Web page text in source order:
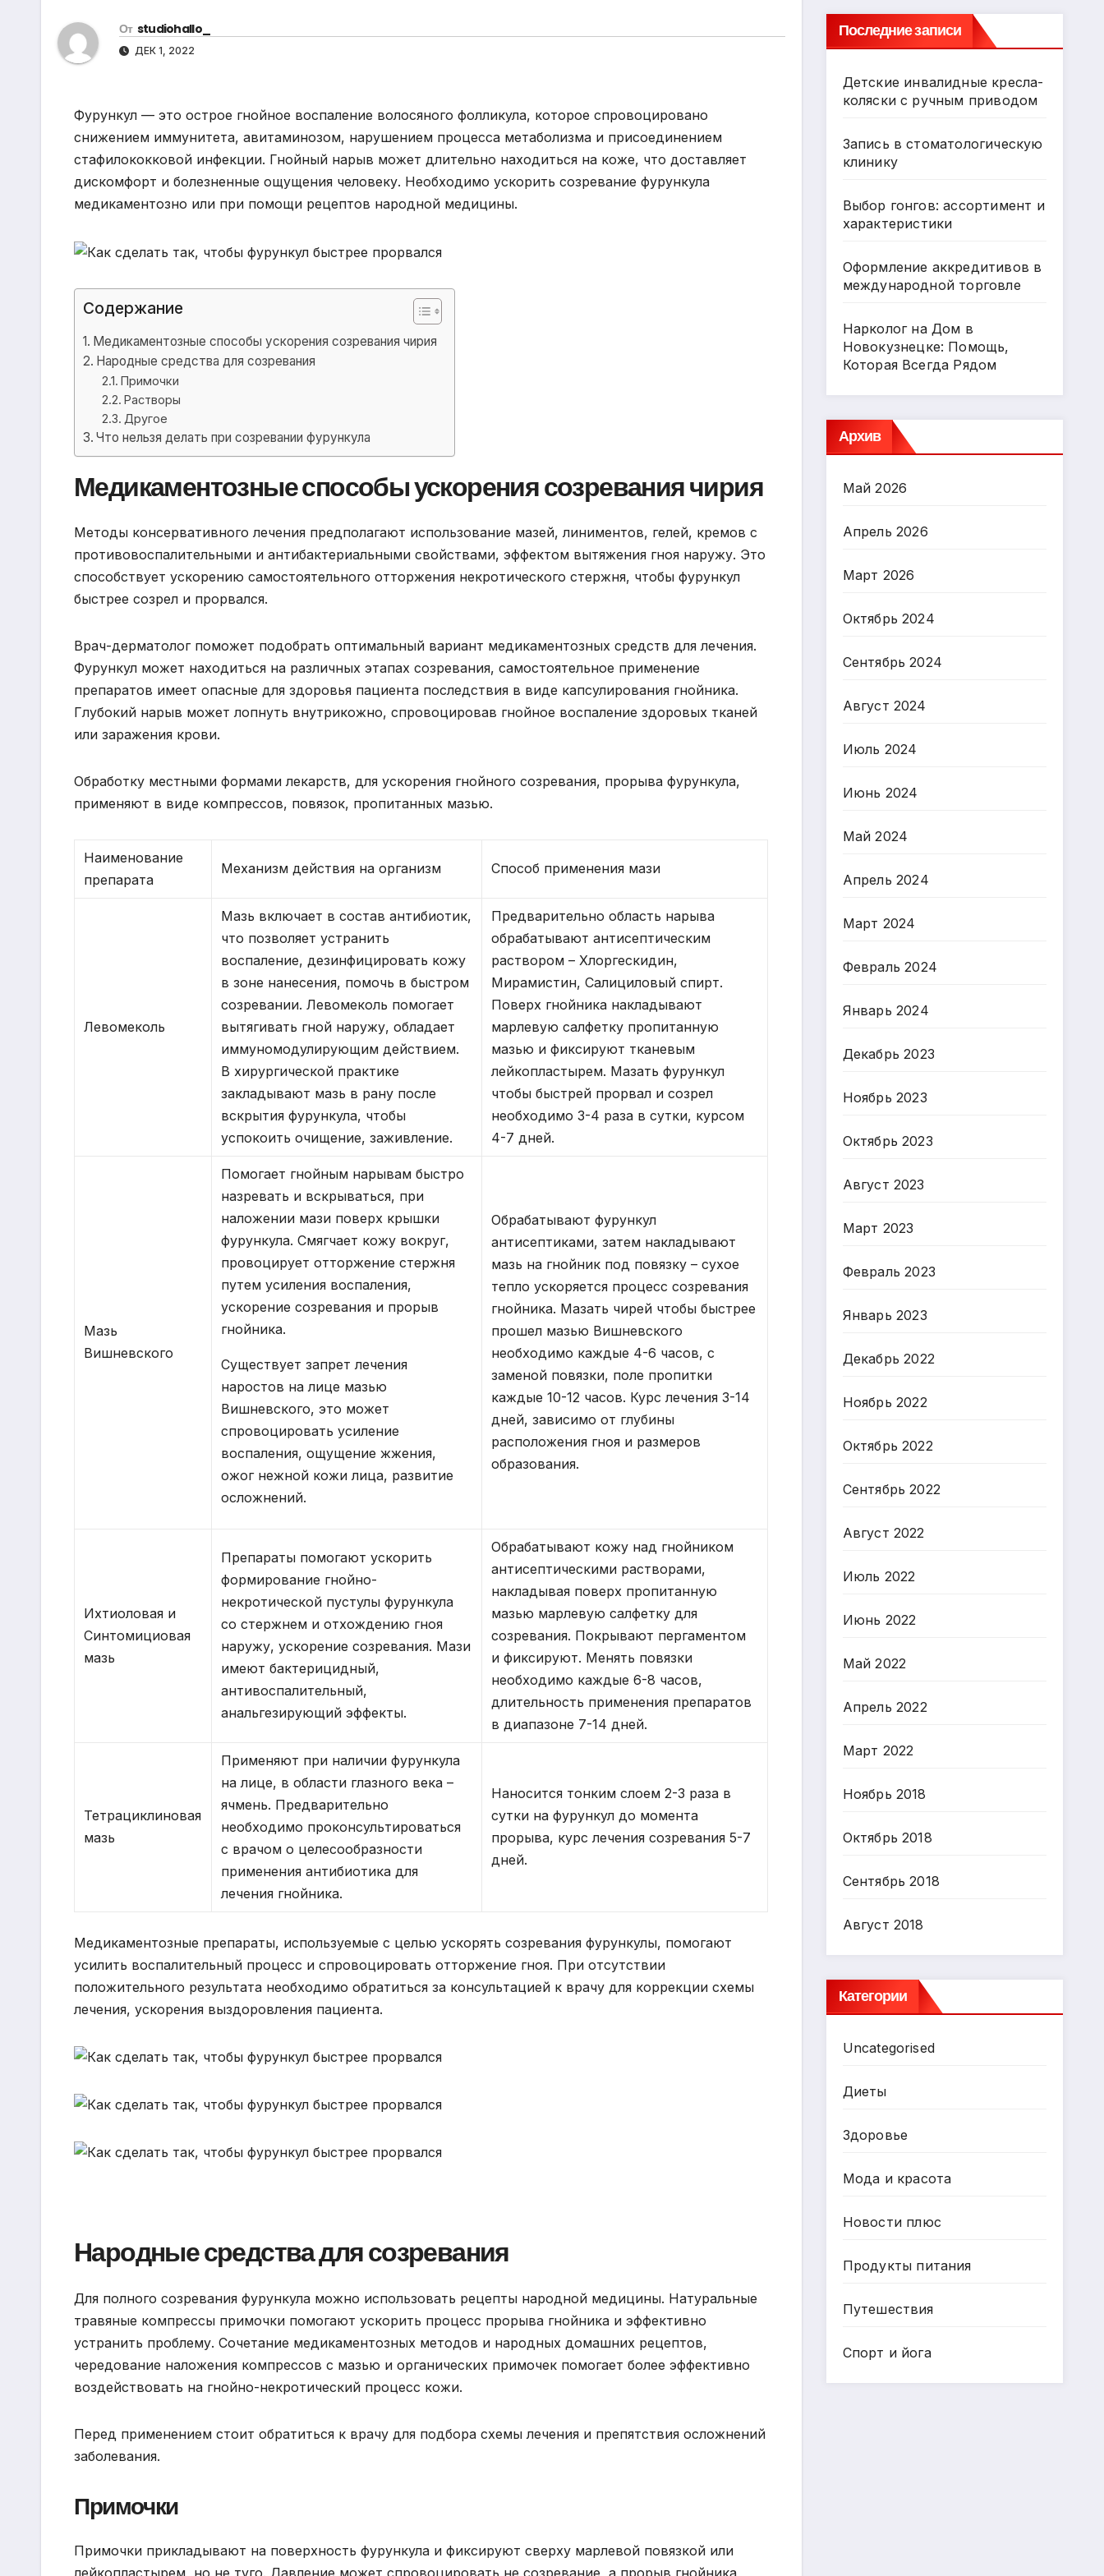
От studiohallo_
ДЕК 1, 2022
Фурункул — это острое гнойное воспаление волосяного фолликула, которое спровоцировано
снижением иммунитета, авитаминозом, нарушением процесса метаболизма и присоединением
стафилококковой инфекции. Гнойный нарыв может длительно находиться на коже, что доставляет
дискомфорт и болезненные ощущения человеку. Необходимо ускорить созревание фурункула
медикаментозно или при помощи рецептов народной медицины.
Содержание
Медикаментозные способы ускорения созревания чирия
Народные средства для созревания
Примочки
Растворы
Другое
Что нельзя делать при созревании фурункула
Медикаментозные способы ускорения созревания чирия
Методы консервативного лечения предполагают использование мазей, линиментов, гелей, кремов с
противовоспалительными и антибактериальными свойствами, эффектом вытяжения гноя наружу. Это
способствует ускорению самостоятельного отторжения некротического стержня, чтобы фурункул
быстрее созрел и прорвался.
Врач-дерматолог поможет подобрать оптимальный вариант медикаментозных средств для лечения.
Фурункул может находиться на различных этапах созревания, самостоятельное применение
препаратов имеет опасные для здоровья пациента последствия в виде капсулирования гнойника.
Глубокий нарыв может лопнуть внутрикожно, спровоцировав гнойное воспаление здоровых тканей
или заражения крови.
Обработку местными формами лекарств, для ускорения гнойного созревания, прорыва фурункула,
применяют в виде компрессов, повязок, пропитанных мазью.
Наименование
препарата
Механизм действия на организм Способ применения мази
Левомеколь
Мазь включает в состав антибиотик,
что позволяет устранить
воспаление, дезинфицировать кожу
в зоне нанесения, помочь в быстром
созревании. Левомеколь помогает
вытягивать гной наружу, обладает
иммуномодулирующим действием.
В хирургической практике
закладывают мазь в рану после
вскрытия фурункула, чтобы
успокоить очищение, заживление.
Предварительно область нарыва
обрабатывают антисептическим
раствором – Хлоргескидин,
Мирамистин, Салициловый спирт.
Поверх гнойника накладывают
марлевую салфетку пропитанную
мазью и фиксируют тканевым
лейкопластырем. Мазать фурункул
чтобы быстрей прорвал и созрел
необходимо 3-4 раза в сутки, курсом
4-7 дней.
Мазь
Вишневского
Помогает гнойным нарывам быстро
назревать и вскрываться, при
наложении мази поверх крышки
фурункула. Смягчает кожу вокруг,
провоцирует отторжение стержня
путем усиления воспаления,
ускорение созревания и прорыв
гнойника.
Существует запрет лечения
наростов на лице мазью
Вишневского, это может
спровоцировать усиление
воспаления, ощущение жжения,
ожог нежной кожи лица, развитие
осложнений.
Обрабатывают фурункул
антисептиками, затем накладывают
мазь на гнойник под повязку – сухое
тепло ускоряется процесс созревания
гнойника. Мазать чирей чтобы быстрее
прошел мазью Вишневского
необходимо каждые 4-6 часов, с
заменой повязки, поле пропитки
каждые 10-12 часов. Курс лечения 3-14
дней, зависимо от глубины
расположения гноя и размеров
образования.
Ихтиоловая и
Синтомициовая
мазь
Препараты помогают ускорить
формирование гнойно-
некротической пустулы фурункула
со стержнем и отхождению гноя
наружу, ускорение созревания. Мази
имеют бактерицидный,
антивоспалительный,
анальгезирующий эффекты.
Обрабатывают кожу над гнойником
антисептическими растворами,
накладывая поверх пропитанную
мазью марлевую салфетку для
созревания. Покрывают пергаментом
и фиксируют. Менять повязки
необходимо каждые 6-8 часов,
длительность применения препаратов
в диапазоне 7-14 дней.
Тетрациклиновая
мазь
Применяют при наличии фурункула
на лице, в области глазного века –
ячмень. Предварительно
необходимо проконсультироваться
с врачом о целесообразности
применения антибиотика для
лечения гнойника.
Наносится тонким слоем 2-3 раза в
сутки на фурункул до момента
прорыва, курс лечения созревания 5-7
дней.
Медикаментозные препараты, используемые с целью ускорять созревания фурункулы, помогают
усилить воспалительный процесс и спровоцировать отторжение гноя. При отсутствии
положительного результата необходимо обратиться за консультацией к врачу для коррекции схемы
лечения, ускорения выздоровления пациента.
Народные средства для созревания
Для полного созревания фурункула можно использовать рецепты народной медицины. Натуральные
травяные компрессы примочки помогают ускорить процесс прорыва гнойника и эффективно
устранить проблему. Сочетание медикаментозных методов и народных домашних рецептов,
чередование наложения компрессов с мазью и органических примочек помогает более эффективно
воздействовать на гнойно-некротический процесс кожи.
Перед применением стоит обратиться к врачу для подбора схемы лечения и препятствия осложнений
заболевания.
Примочки
Примочки прикладывают на поверхность фурункула и фиксируют сверху марлевой повязкой или
Последние записи
Детские инвалидные кресла-
коляски с ручным приводом
Запись в стоматологическую
клинику
Выбор гонгов: ассортимент и
характеристики
Оформление аккредитивов в
международной торговле
Нарколог на Дом в
Новокузнецке: Помощь,
Которая Всегда Рядом
Архив
Май 2026
Апрель 2026
Март 2026
Октябрь 2024
Сентябрь 2024
Август 2024
Июль 2024
Июнь 2024
Май 2024
Апрель 2024
Март 2024
Февраль 2024
Январь 2024
Декабрь 2023
Ноябрь 2023
Октябрь 2023
Август 2023
Март 2023
Февраль 2023
Январь 2023
Декабрь 2022
Ноябрь 2022
Октябрь 2022
Сентябрь 2022
Август 2022
Июль 2022
Июнь 2022
Май 2022
Апрель 2022
Март 2022
Ноябрь 2018
Октябрь 2018
Сентябрь 2018
Август 2018
Категории
Uncategorised
Диеты
Здоровье
Мода и красота
Новости плюс
Продукты питания
Путешествия
Спорт и йога